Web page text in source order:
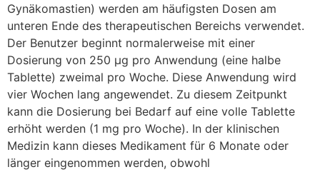
Gynäkomastien) werden am häufigsten Dosen am
unteren Ende des therapeutischen Bereichs verwendet.
Der Benutzer beginnt normalerweise mit einer
Dosierung von 250 µg pro Anwendung (eine halbe
Tablette) zweimal pro Woche. Diese Anwendung wird
vier Wochen lang angewendet. Zu diesem Zeitpunkt
kann die Dosierung bei Bedarf auf eine volle Tablette
erhöht werden (1 mg pro Woche). In der klinischen
Medizin kann dieses Medikament für 6 Monate oder
länger eingenommen werden, obwohl